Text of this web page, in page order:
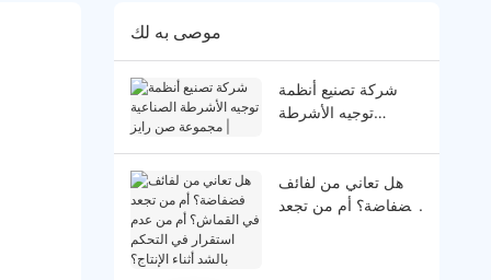
موصى به لك
شركة تصنيع أنظمة
توجيه الأشرطة
صن رايز
هل تعاني من لفائف
فضفاضة؟ أم من تجعد